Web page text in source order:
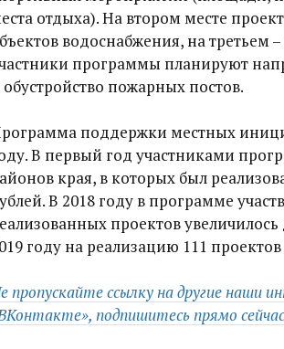
отдыха). На втором месте
водоснабжения, на третьем
программы планируют
обустройство пожарных постов.
поддержки местных
В первый год участниками
края, в которых был
В 2018 году в программе
проектов
году на реализацию 111
пропускайте ссылку на другие наши
подпишитесь прямо сейчас